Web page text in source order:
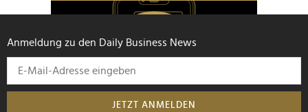
Anmeldung zu den Daily Business News
JETZT ANMELDEN